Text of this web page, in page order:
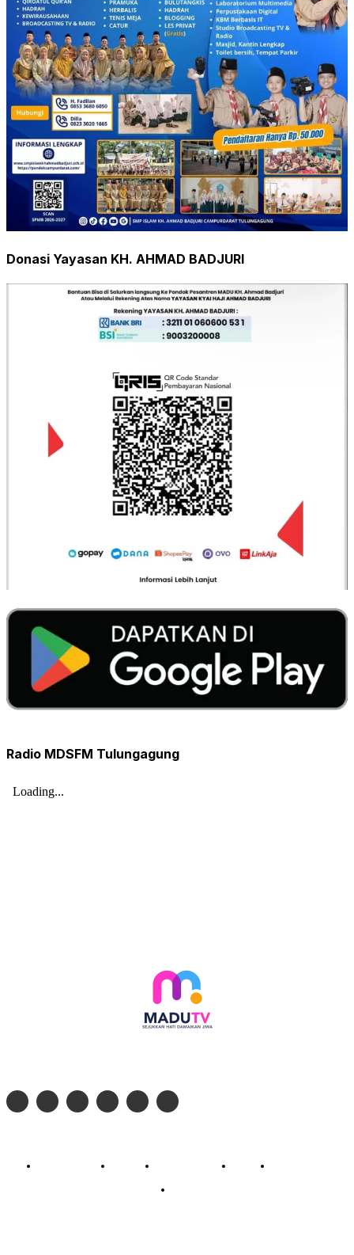
Donasi Yayasan KH. AHMAD BADJURI
Radio MDSFM Tulungagung
Profil Madu TV Redaksi Pedoman Siber Kontak